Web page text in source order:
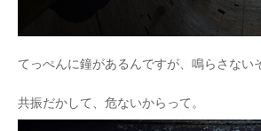
てっぺんに鐘があるんですが、鳴らさない
共振だかして、危ないからって。